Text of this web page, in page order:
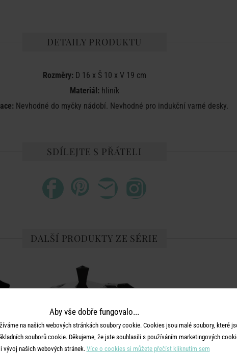
DETAILY PRODUKTU
Rozměry:D 16 x Š 10 x V 19 cm
Materiál:hliník
Nevhodné do myčky nádobí. Nevhodné pro indukční varné desky.
SDÍLEJTE S PŘÁTELI
DALŠÍ PRODUKTY ZE SÉRIE
Aby vše dobře fungovalo...
na našich webových stránkách soubory cookie. Cookies jsou malé soubory, které
souborů cookie. Děkujeme, že jste souhlasili s používáním marketingových
vývoj našich webových stránek.Více o cookies si můžete přečíst kliknutím sem